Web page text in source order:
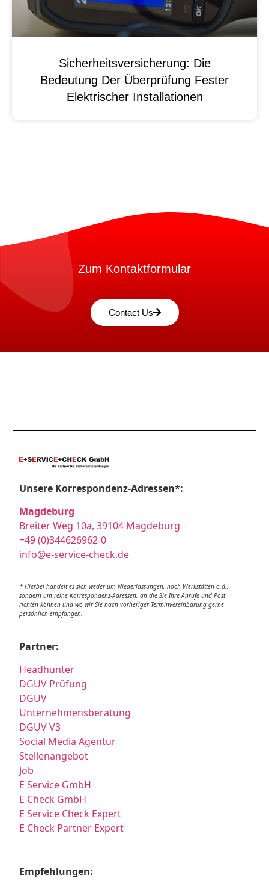
Sicherheitsversicherung: Die
Bedeutung Der Überprüfung Fester
Elektrischer Installationen
Zum Kontaktformular
Contact Us
Unsere Korrespondenz-Adressen*:
Magdeburg
Breiter Weg 10a, 39104 Magdeburg
+49 (0)344626962-0
info@e-service-check.de
* Hierbei handelt es sich weder um Niederlassungen, noch Werkstätten o.ä.,
sondern um reine Korrespondenz-Adressen, an die Sie Ihre Anrufe und Post
richten können und wo wir Sie nach vorheriger Terminvereinbarung gerne
persönlich empfangen.
Partner:
Headhunter
DGUV Prüfung
DGUV
Unternehmensberatung
DGUV V3
Social Media Agentur
Stellenangebot
Job
E Service GmbH
E Check GmbH
E Service Check Expert
E Check Partner Expert
Empfehlungen: